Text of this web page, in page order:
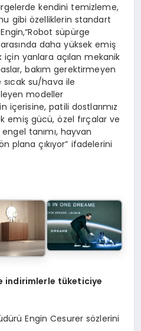
kendini temizleme,
gibi özelliklerin standart
süpürge
daha yüksek emiş
yanlara açılan mekanik
bakım gerektirmeyen
su/hava ile
modeller
içerisine, patili dostlarımız
emiş gücü, özel fırçalar ve
tanımı, hayvan
plana çıkıyor” ifadelerini
indirimlerle tüketiciye
Engin Cesurer sözlerini